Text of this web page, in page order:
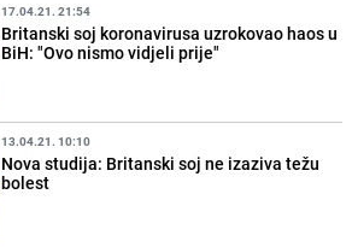
17.04.21. 21:54
Britanski soj koronavirusa uzrokovao haos u
BiH: "Ovo nismo vidjeli prije"
13.04.21. 10:10
Nova studija: Britanski soj ne izaziva težu
bolest